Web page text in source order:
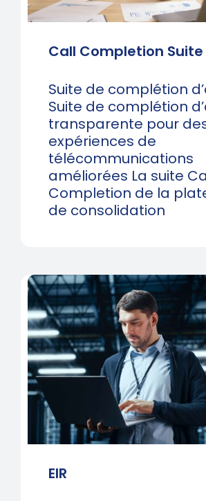
Call Completion Suite
Suite de complétion
Suite de complétion
transparente pour
expériences de
télécommunications
améliorées La suite
Completion de la
de consolidation
EIR